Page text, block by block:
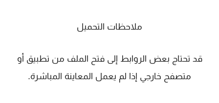
ملاحظات التحميل
قد تحتاج بعض الروابط إلى فتح الملف من تطبيق أو
متصفح خارجي إذا لم يعمل المعاينة المباشرة.